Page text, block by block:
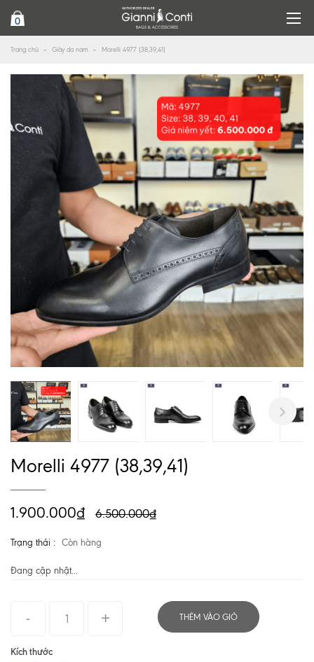
0
Trang chủ Giày da nam Morelli 4977 (38,39,41)
Morelli 4977 (38,39,41)
1.900.000₫ 6.500.000₫
Trạng thái : Còn hàng
Đang cập nhật...
Kích thước
THÊM VÀO GIỎ